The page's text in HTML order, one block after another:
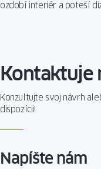
ozdobí interiér a poteší
Kontaktuje
Konzultujte svoj návrh
dispozícii!
Napíšte nám